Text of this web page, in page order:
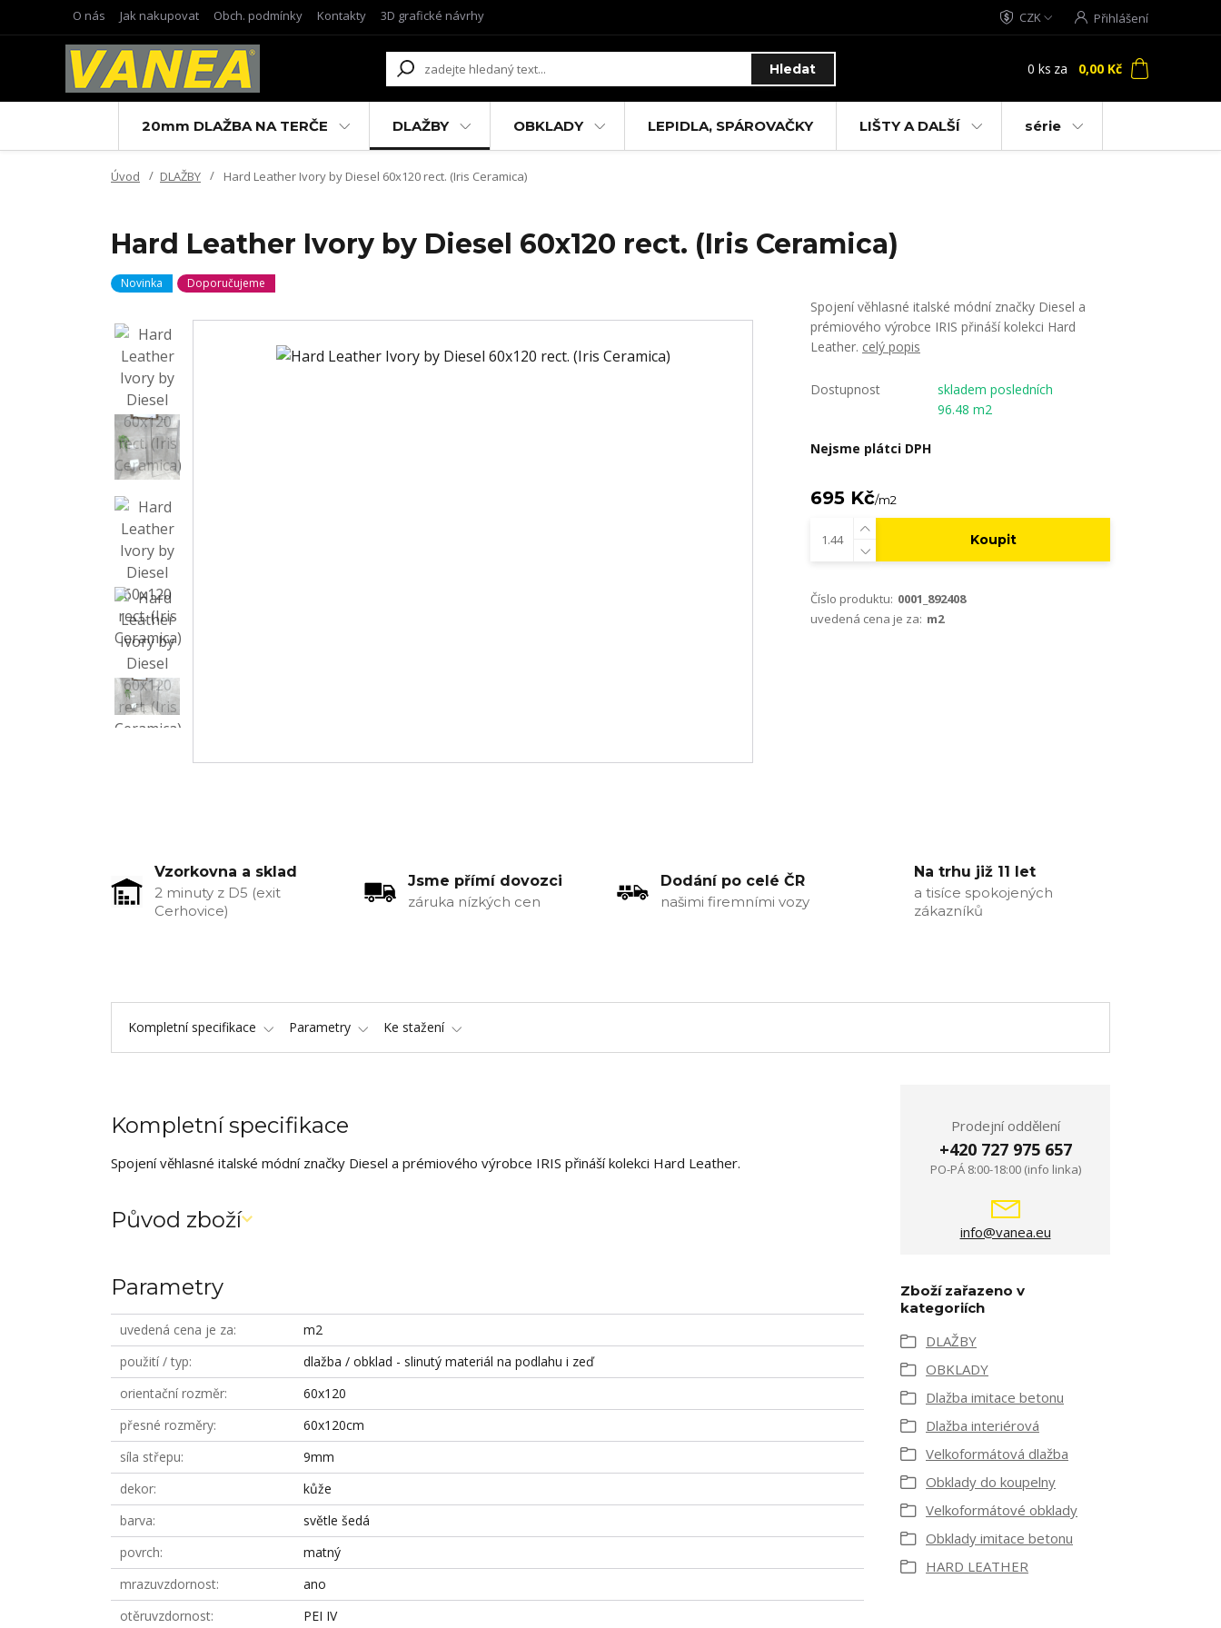
O nás Jak nakupovat Obch. podmínky Kontakty 3D grafické návrhy CZK Přihlášení
Hledat 0 ks za 0,00 Kč
20mm DLAŽBA NA TERČE DLAŽBY OBKLADY LEPIDLA, SPÁROVAČKY LIŠTY A DALŠÍ série
Úvod DLAŽBY Hard Leather Ivory by Diesel 60x120 rect. (Iris Ceramica)
Hard Leather Ivory by Diesel 60x120 rect. (Iris Ceramica)
Novinka Doporučujeme
Spojení věhlasné italské módní značky Diesel a
prémiového výrobce IRIS přináší kolekci Hard
Leather. celý popis
Dostupnost
skladem posledních
96.48 m2
Nejsme plátci DPH
695 Kč/m2
Koupit
Číslo produktu: 0001_892408
uvedená cena je za: m2
Vzorkovna a sklad
2 minuty z D5 (exit
Cerhovice)
Jsme přímí dovozci
záruka nízkých cen
Dodání po celé ČR
našimi firemními vozy
Na trhu již 11 let
a tisíce spokojených
zákazníků
Kompletní specifikace Parametry Ke stažení
Kompletní specifikace
Spojení věhlasné italské módní značky Diesel a prémiového výrobce IRIS přináší kolekci Hard Leather.
Původ zboží
Parametry
uvedená cena je za
m2
použití / typ
dlažba / obklad - slinutý materiál na podlahu i zeď
orientační rozměr
60x120
přesné rozměry
60x120cm
síla střepu
9mm
dekor
kůže
barva
světle šedá
povrch
matný
mrazuvzdornost
ano
otěruvzdornost
PEI IV
Prodejní oddělení
+420 727 975 657
PO-PÁ 8:00-18:00 (info linka)
info@vanea.eu
Zboží zařazeno v
kategoriích
DLAŽBY
OBKLADY
Dlažba imitace betonu
Dlažba interiérová
Velkoformátová dlažba
Obklady do koupelny
Velkoformátové obklady
Obklady imitace betonu
HARD LEATHER